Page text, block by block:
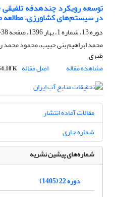
توسعه رویکرد چندهدفه
در سیستم‌های کشاورزی، مطالعه
دوره 13، شماره 1، بهار 1396، صفحه
38-52
محمد ابراهیم بنی حبیب، محمود
طبری
مشاهده مقاله
اصل مقاله K
مقالات آماده انتشار
شماره جاری
شماره‌های پیشین نشریه
دوره 22 (1405)